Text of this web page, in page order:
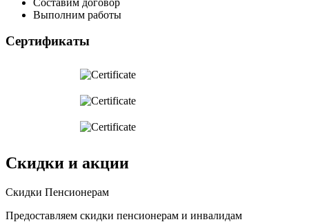
Выполним работы
Сертификаты
Скидки и акции
Cкидки Пенсионерам
Предоставляем скидки пенсионерам и инвалидам